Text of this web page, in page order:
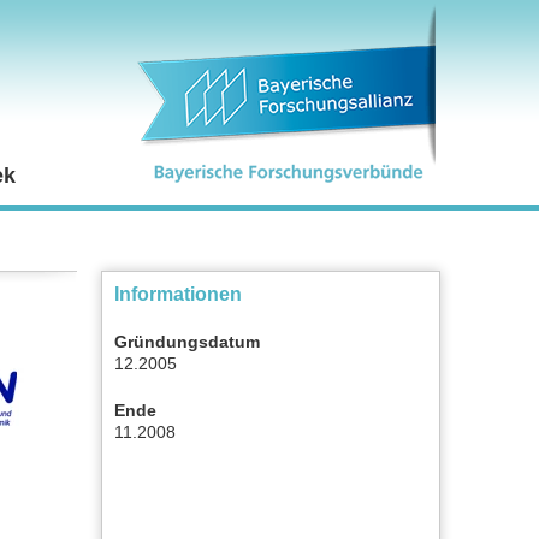
Informationen
Gründungsdatum
12.2005
Ende
11.2008